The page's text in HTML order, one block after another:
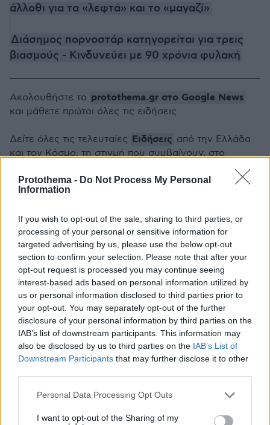
Protothema - Do Not Process My Personal
Information
If you wish to opt-out of the sale, sharing to third parties, or
processing of your personal or sensitive information for
targeted advertising by us, please use the below opt-out
section to confirm your selection. Please note that after your
opt-out request is processed you may continue seeing
interest-based ads based on personal information utilized by
us or personal information disclosed to third parties prior to
your opt-out. You may separately opt-out of the further
disclosure of your personal information by third parties on the
IAB’s list of downstream participants. This information may
also be disclosed by us to third parties on the IAB’s List of
Downstream Participants that may further disclose it to other
Please note that this website/app uses one or more Google
not limited to your visit or usage behaviour. You may click to
Personal Data Processing Opt Outs
I want to opt-out of the Sharing of my
άλλοθι για τα «λεφτά» και το «μαγαζί»
Διάσημος πορνοστάρ κατηγορείται για τρεις
βιασμούς - Κινδυνεύει με 90 χρόνια φυλακή
Ακολουθήστε το protothema.gr στο Google News
και μάθετε πρώτοι όλες τις ειδήσεις
Δείτε όλες τις τελευταίες Ειδήσεις από την Ελλάδα
και τον Κόσμο, τη στιγμή που συμβαίνουν, στο